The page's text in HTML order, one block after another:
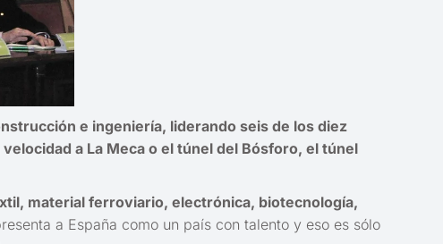
e ingeniería, liderando seis de los diez
a La Meca o el túnel del Bósforo, el túnel
material ferroviario, electrónica, biotecnología,
a España como un país con talento y eso es sólo